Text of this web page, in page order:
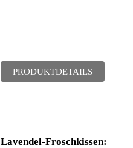
PRODUKTDETAILS
Lavendel-Froschkissen: